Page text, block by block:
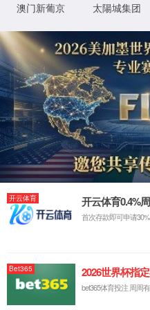
工业ph电极应用领域
发展绿色化工的理由及措
二氧化氯在工业冷却水处
总铁分析仪在环境保护和
数字式恒温循环水浴产品
氯碱化工pH分析仪如何避
浅谈如何提高对水污染的